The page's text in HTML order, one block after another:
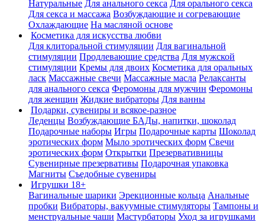
Натуральные Для анального секса Для орального секса
Для секса и массажа Возбуждающие и согревающие
Охлаждающие На масляной основе
Косметика для искусства любви
Для клиторальной стимуляции Для вагинальной
стимуляции Продлевающие средства Для мужской
стимуляции Кремы для двоих Косметика для оральных
ласк Массажные свечи Массажные масла Релаксанты
для анального секса Феромоны для мужчин Феромоны
для женщин Жидкие вибраторы Для ванны
Подарки, сувениры и всякое-разное
Леденцы Возбуждающие БАДы, напитки, шоколад
Подарочные наборы Игры Подарочные карты Шоколад
эротических форм Мыло эротических форм Свечи
эротических форм Открытки Презервативницы
Сувенирные презервативы Подарочная упаковка
Магниты Съедобные сувениры
Игрушки 18+
Вагинальные шарики Эрекционные кольца Анальные
пробки Вибраторы, вакуумные стимуляторы Тампоны и
менструальные чаши Мастурбаторы Уход за игрушками